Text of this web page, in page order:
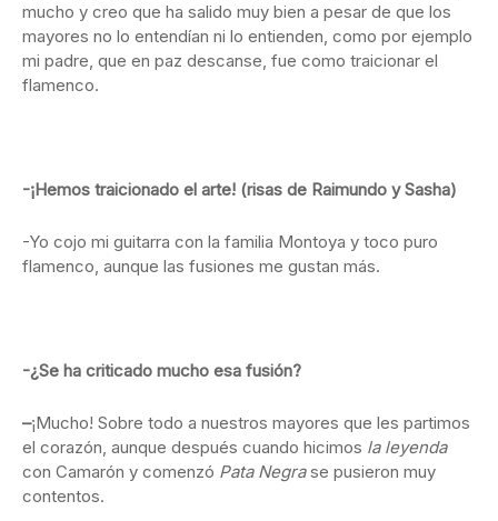
mucho y creo que ha salido muy bien a pesar de que los
mayores no lo entendían ni lo entienden, como por ejemplo
mi padre, que en paz descanse, fue como traicionar el
flamenco.
-¡Hemos traicionado el arte! (risas de Raimundo y Sasha)
-Yo cojo mi guitarra con la familia Montoya y toco puro
flamenco, aunque las fusiones me gustan más.
-¿Se ha criticado mucho esa fusión?
–¡Mucho! Sobre todo a nuestros mayores que les partimos
el corazón, aunque después cuando hicimos la leyenda
con Camarón y comenzó Pata Negrase pusieron muy
contentos.